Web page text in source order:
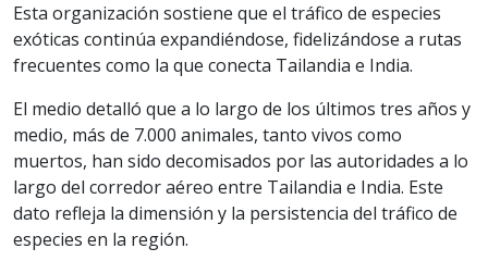
Esta organización sostiene que el tráfico de especies
exóticas continúa expandiéndose, fidelizándose a rutas
frecuentes como la que conecta Tailandia e India.
El medio detalló que a lo largo de los últimos tres años y
medio, más de 7.000 animales, tanto vivos como
muertos, han sido decomisados por las autoridades a lo
largo del corredor aéreo entre Tailandia e India. Este
dato refleja la dimensión y la persistencia del tráfico de
especies en la región.